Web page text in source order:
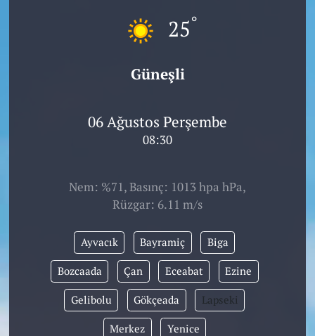
25°
Güneşli
06 Ağustos Perşembe
08:30
Nem: %71, Basınç: 1013 hpa hPa,
Rüzgar: 6.11 m/s
Ayvacık Bayramiç Biga
Bozcaada Çan Eceabat Ezine
Gelibolu Gökçeada Lapseki
Merkez Yenice